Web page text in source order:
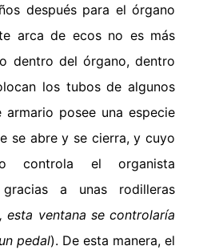
después para el órgano
arca de ecos no es más
dentro del órgano, dentro
los tubos de algunos
armario posee una especie
se abre y se cierra, y cuyo
controla el organista
gracias a unas rodilleras
esta ventana se controlaría
pedal). De esta manera, el